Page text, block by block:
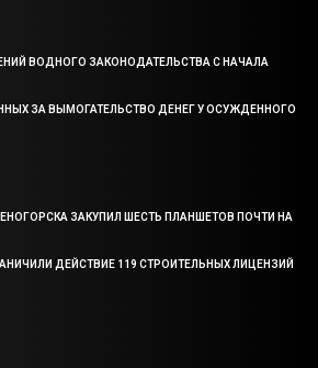
ВОДНОГО ЗАКОНОДАТЕЛЬСТВА С НАЧАЛА
ЗА ВЫМОГАТЕЛЬСТВО ДЕНЕГ У ОСУЖДЕННОГО
ЗАКУПИЛ ШЕСТЬ ПЛАНШЕТОВ ПОЧТИ НА
ДЕЙСТВИЕ 119 СТРОИТЕЛЬНЫХ ЛИЦЕНЗИЙ